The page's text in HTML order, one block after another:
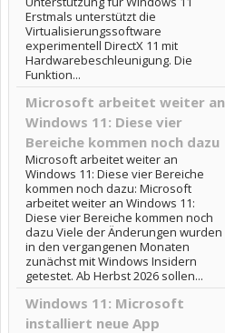
Erstmals unterstützt die
Virtualisierungssoftware
experimentell DirectX 11 mit
Hardwarebeschleunigung. Die
Funktion...
Microsoft arbeitet weiter an
Windows 11: Diese vier
Bereiche kommen noch dazu
Microsoft arbeitet weiter an
Windows 11: Diese vier Bereiche
kommen noch dazu: Microsoft
arbeitet weiter an Windows 11:
Diese vier Bereiche kommen noch
dazu Viele der Änderungen wurden
in den vergangenen Monaten
zunächst mit Windows Insidern
getestet. Ab Herbst 2026 sollen...
Windows 11: Microsoft
installiert neue App